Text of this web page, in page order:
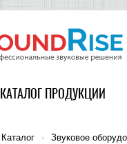
КАТАЛОГ ПРОДУКЦИИ
Каталог › Звуковое